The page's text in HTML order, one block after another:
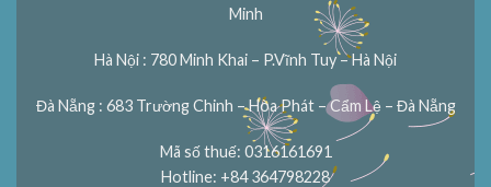
Minh
Hà Nội : 780 Minh Khai – P.Vĩnh Tuy – Hà Nội
Đà Nẵng : 683 Trường Chinh – Hòa Phát – Cẩm Lệ – Đà Nẵng
Mã số thuế: 0316161691
Hotline: +84 364798228